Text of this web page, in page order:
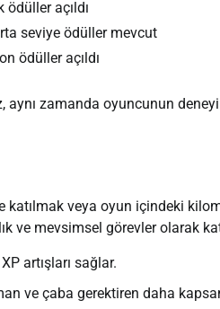
ödüller açıldı
seviye ödüller mevcut
ödüller açıldı
zamanda oyuncunun
veya oyun içindeki
ve mevsimsel görevler olarak
artışları sağlar.
ve çaba gerektiren daha